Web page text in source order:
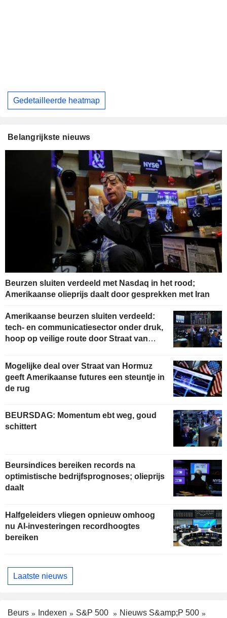
Gedetailleerde heatmap
Belangrijkste nieuws
Beurzen sluiten verdeeld met Nasdaq in het rood;
Amerikaanse olieprijs daalt door gesprekken met Iran
Amerikaanse beurzen sluiten verdeeld:
tech- en communicatiesector onder druk,
hoop op veilige route door Straat van
Mogelijke deal over Straat van Hormuz
geeft Amerikaanse futures een steuntje in
de rug
BEURSDAG: Momentum ebt weg, goud
schittert
Beursindices bereiken records na
optimistische bedrijfsprognoses; olieprijs
daalt
Halfgeleiders vliegen opnieuw omhoog
nu AI-investeringen recordhoogtes
bereiken
Laatste nieuws
Beurs Indexen S&P 500
Nieuws S&amp;P 500